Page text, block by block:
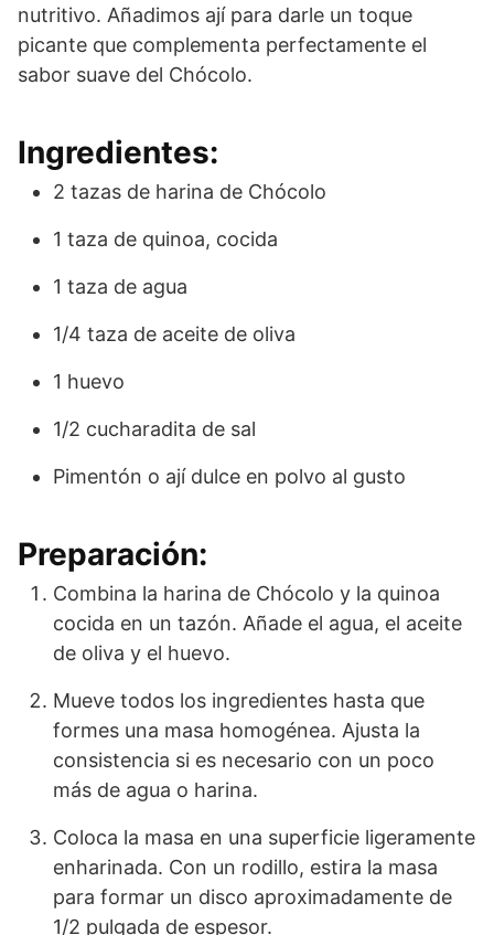
nutritivo. Añadimos ají para darle un toque
picante que complementa perfectamente el
sabor suave del Chócolo.
Ingredientes:
2 tazas de harina de Chócolo
1 taza de quinoa, cocida
1 taza de agua
1/4 taza de aceite de oliva
1 huevo
1/2 cucharadita de sal
Pimentón o ají dulce en polvo al gusto
Preparación:
Combina la harina de Chócolo y la quinoa
cocida en un tazón. Añade el agua, el aceite
de oliva y el huevo.
Mueve todos los ingredientes hasta que
formes una masa homogénea. Ajusta la
consistencia si es necesario con un poco
más de agua o harina.
Coloca la masa en una superficie ligeramente
enharinada. Con un rodillo, estira la masa
para formar un disco aproximadamente de
1/2 pulgada de espesor.